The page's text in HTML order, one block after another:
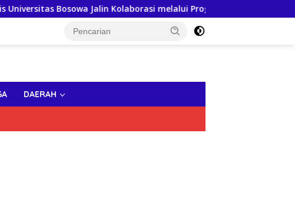
Bosowa Jalin Kolaborasi melalui Program PLP 2
DAERAH